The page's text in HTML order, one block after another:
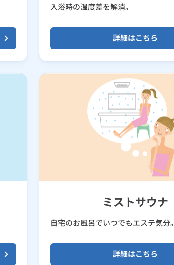
入浴時の温度差を解消。
詳細はこちら
ミストサウナ
自宅のお風呂でいつでもエステ気分。
詳細はこちら